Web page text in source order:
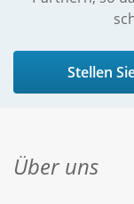
Stellen
Über uns